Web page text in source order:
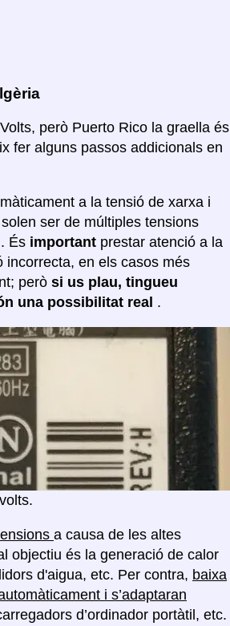
però Puerto Rico la graella és
fer alguns passos addicionals en
a la tensió de xarxa i
ser de múltiples tensions
És important prestar atenció a la
incorrecta, en els casos més
però si us plau, tingueu
una possibilitat real .
a causa de les altes
objectiu és la generació de calor
d'aigua, etc. Per contra, baixa
i s’adaptaran
d’ordinador portàtil, etc.